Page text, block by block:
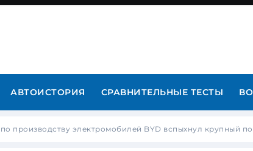
АВТОИСТОРИЯ СРАВНИТЕЛЬНЫЕ ТЕСТЫ
производству электромобилей BYD вспыхнул крупный